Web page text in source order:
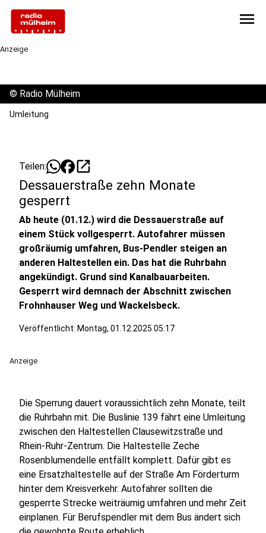
menu
Anzeige
© Radio Mülheim
Umleitung
Teilen: open_in_new
Dessauerstraße zehn Monate
gesperrt
Ab heute (01.12.) wird die Dessauerstraße auf
einem Stück vollgesperrt. Autofahrer müssen
großräumig umfahren, Bus-Pendler steigen an
anderen Haltestellen ein. Das hat die Ruhrbahn
angekündigt. Grund sind Kanalbauarbeiten.
Gesperrt wird demnach der Abschnitt zwischen
Frohnhauser Weg und Wackelsbeck.
Veröffentlicht: Montag, 01.12.2025 05:17
Anzeige
Die Sperrung dauert voraussichtlich zehn Monate, teilt
die Ruhrbahn mit. Die Buslinie 139 fährt eine Umleitung
zwischen den Haltestellen Clausewitzstraße und
Rhein-Ruhr-Zentrum. Die Haltestelle Zeche
Rosenblumendelle entfällt komplett. Dafür gibt es
eine Ersatzhaltestelle auf der Straße Am Förderturm
hinter dem Kreisverkehr. Autofahrer sollten die
gesperrte Strecke weiträumig umfahren und mehr Zeit
einplanen. Für Berufspendler mit dem Bus ändert sich